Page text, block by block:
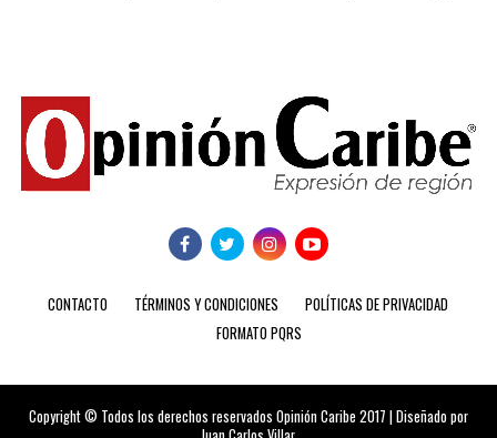
CONTACTO TÉRMINOS Y CONDICIONES
POLÍTICAS DE PRIVACIDAD
FORMATO PQRS
Copyright © Todos los derechos reservados Opinión Caribe 2017 | Diseñado por